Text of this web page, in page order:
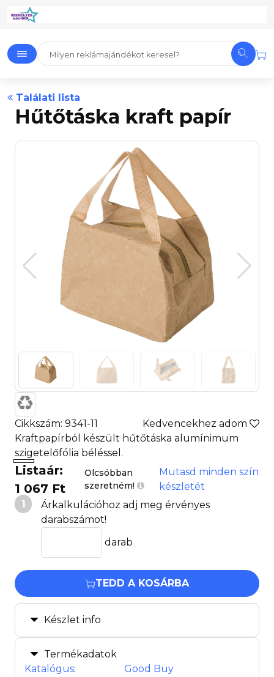
Találati lista
Hűtőtáska kraft papír
Cikkszám: 9341-11
Kedvencekhez adom
Kraftpapírból készült hűtőtáska alumínimum
szigetelőfólia béléssel.
Listaár:
1 067 Ft
Olcsóbban
szeretném!
Mutasd minden szín
készletét
1
Árkalkulációhoz adj meg érvényes
darabszámot!
darab
TEDD A KOSÁRBA
Készlet info
Termékadatok
Katalógus:
Good Buy